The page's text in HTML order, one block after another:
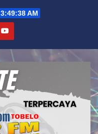
3:49:39 AM